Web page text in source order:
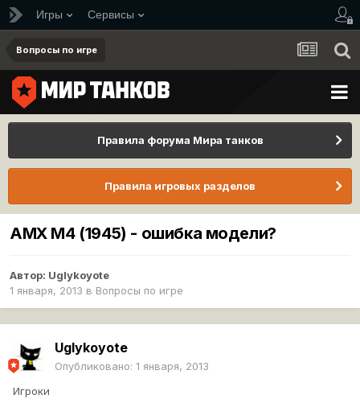
Игры Сервисы
Вопросы по игре
Правила форума Мира танков
Правила игровых разделов
AMX M4 (1945) - ошибка модели?
Автор: Uglykoyote
1 января, 2013 в Вопросы по игре
Uglykoyote
Опубликовано: 1 января, 2013
Игроки